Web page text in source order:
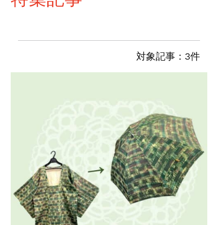
対象記事：3件